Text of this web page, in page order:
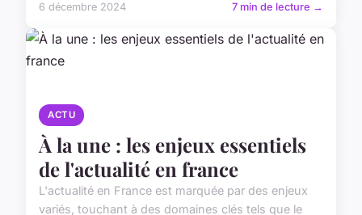
6 décembre 2024 7 min de lecture →
ACTU
À la une : les enjeux essentiels
de l'actualité en france
L'actualité en France est marquée par des enjeux
variés, touchant à des domaines clés tels que le